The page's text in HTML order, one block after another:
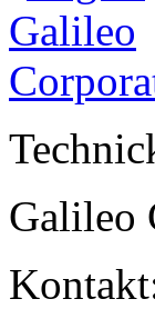
Galileo